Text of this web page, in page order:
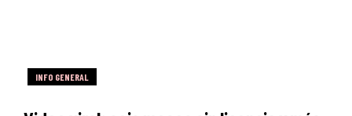
INFO GENERAL